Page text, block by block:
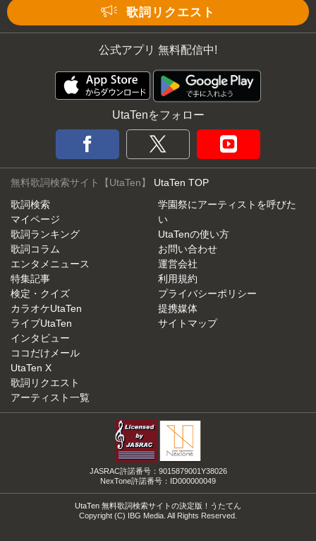
歌詞リクエスト
公式アプリ 無料配信中!
UtaTenをフォロー
無料歌詞検索サイト【UtaTen】 UtaTen TOP
歌詞検索
マイページ
歌詞ランキング
歌詞コラム
エンタメニュース
特集記事
検定・クイズ
カラオケUtaTen
ライブUtaTen
インタビュー
ココだけメール
UtaTen X
歌詞リクエスト
アーティスト一覧
学園祭にアーティストを呼びた
い
UtaTenの使い方
お問い合わせ
運営会社
利用規約
プライバシーポリシー
提携媒体
サイトマップ
JASRAC許諾番号：9015879001Y38026
NexTone許諾番号：ID000000049
UtaTen 無料歌詞検索サイトの決定版！うたてん
Copyright (C) IBG Media. All Rights Reserved.